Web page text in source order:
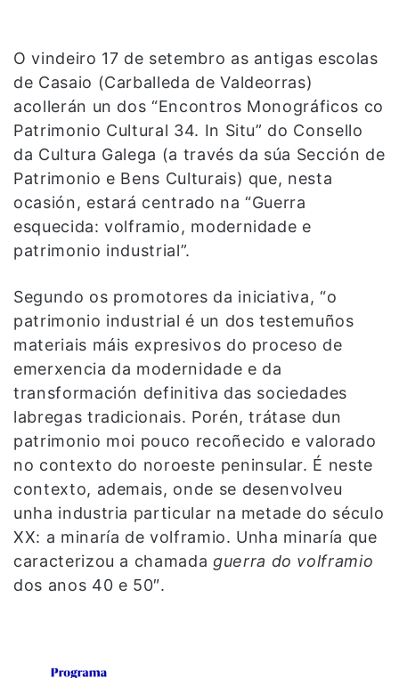
O vindeiro 17 de setembro as antigas escolas
de Casaio (Carballeda de Valdeorras)
acollerán un dos “Encontros Monográficos co
Patrimonio Cultural 34. In Situ” do Consello
da Cultura Galega (a través da súa Sección de
Patrimonio e Bens Culturais) que, nesta
ocasión, estará centrado na “Guerra
esquecida: volframio, modernidade e
patrimonio industrial”.
Segundo os promotores da iniciativa, “o
patrimonio industrial é un dos testemuños
materiais máis expresivos do proceso de
emerxencia da modernidade e da
transformación definitiva das sociedades
labregas tradicionais. Porén, trátase dun
patrimonio moi pouco recoñecido e valorado
no contexto do noroeste peninsular. É neste
contexto, ademais, onde se desenvolveu
unha industria particular na metade do século
XX: a minaría de volframio. Unha minaría que
caracterizou a chamada guerra do volframio
dos anos 40 e 50″.